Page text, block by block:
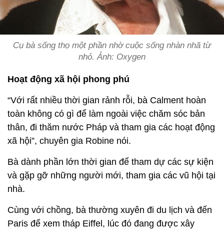
Cụ bà sống thọ một phần nhờ cuộc sống nhàn nhã từ
nhỏ. Ảnh: Oxygen
Hoạt động xã hội phong phú
“Với rất nhiều thời gian rảnh rỗi, bà Calment hoàn
toàn không có gì để làm ngoài việc chăm sóc bản
thân, đi thăm nước Pháp và tham gia các hoạt động
xã hội”, chuyên gia Robine nói.
Bà dành phần lớn thời gian để tham dự các sự kiện
và gặp gỡ những người mới, tham gia các vũ hội tại
nhà.
Cùng với chồng, bà thường xuyên đi du lịch và đến
Paris để xem tháp Eiffel, lúc đó đang được xây